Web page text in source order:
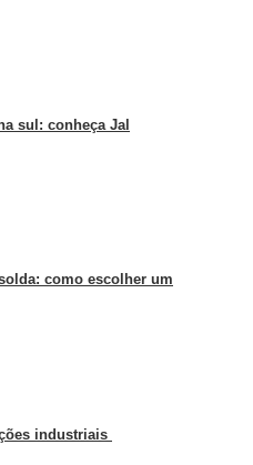
sul: conheça Jal
como escolher um
industriais